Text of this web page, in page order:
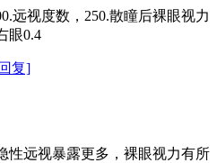
远视度数，250.散瞳后裸眼视力
眼0.4
复]
性远视暴露更多，裸眼视力有所